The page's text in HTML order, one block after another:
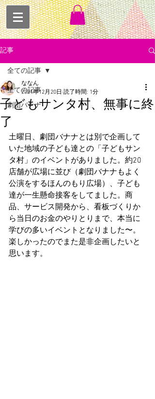
記事
全ての記事
劇団バナナ
全ての記事
子どもサンタ村、無事に終
了
ななん
2021年12月20日 読了時間: 1分
土曜日、劇団バナナとは別で企画して
いた地域の子ども達との「子どもサン
タ村」のイベントがありました。約20
店舗が広場に並び（劇団バナナもよく
公演をするほんのもり広場）、子ども
達が一生懸命接客をしてました。商
品、サービス開発から、看板づくりか
ら当日のお金のやりとりまで、本当に
学びの多いイベントとなりました〜。
楽しかったのでまた是非企画したいと
思います。